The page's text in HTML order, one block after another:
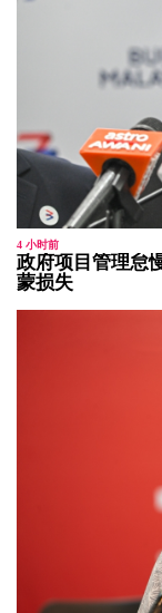
4 小时前
政府项目管理怠
蒙损失